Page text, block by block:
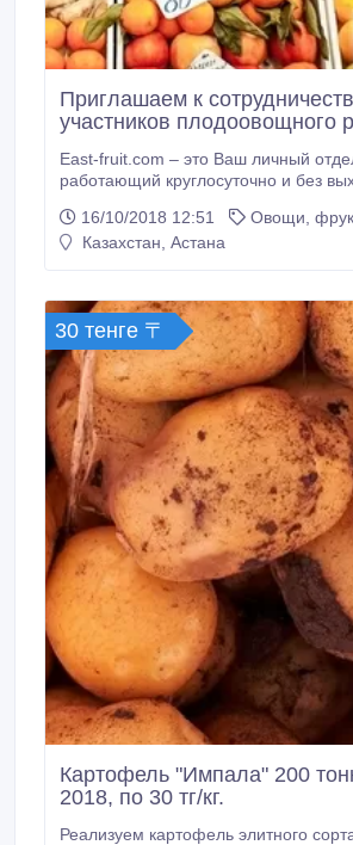
Приглашаем к
участников плодоовощного
East-fruit.com – это Ваш личный
работающий круглосуточно и без
эффективного производства, хранения, доработки и
маркетинга овощей и фруктов – это
накопления знания и опыта для всех
плодоовощного рынка Центральной Азии,
Восточной Европы.
16/10/2018 12:51
Овощи,
Казахстан, Астана
30 тенге 〒
Картофель "Импала" 200
2018, по 30 тг/кг.
Реализуем картофель элитного